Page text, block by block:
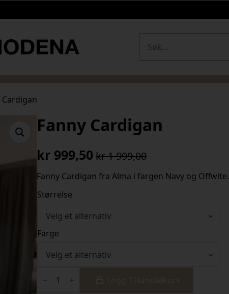
Cardigan
Fanny Cardigan
kr1 999,00
Opprinnelig
pris
var:
999,00.
kr 999,50
Nåværende
pris
er:
Fanny Cardigan fra Alma i fargen Navy og Offwite.
Størrelse
Farge
Cardigan